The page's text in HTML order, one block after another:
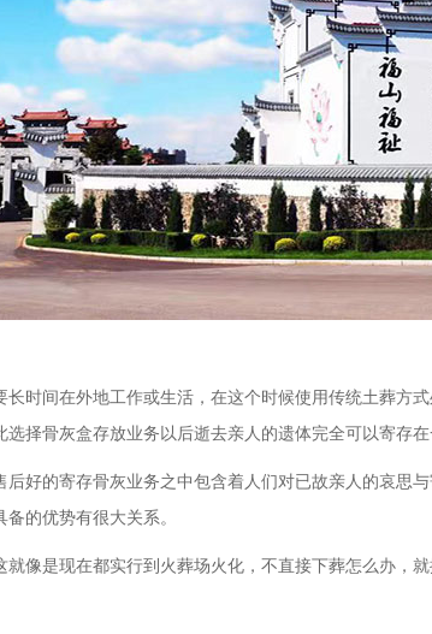
时间在外地工作或生活，在这个时候使用传统土葬方
择骨灰盒存放业务以后逝去亲人的遗体完全可以寄存在
好的寄存骨灰业务之中包含着人们对已故亲人的哀思
的优势有很大关系。
像是现在都实行到火葬场火化，不直接下葬怎么办，